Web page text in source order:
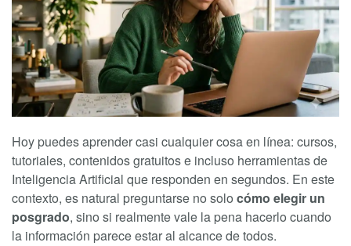
Hoy puedes aprender casi cualquier cosa en línea: cursos,
tutoriales, contenidos gratuitos e incluso herramientas de
Inteligencia Artificial que responden en segundos. En este
contexto, es natural preguntarse no solo cómo elegir un
posgrado, sino si realmente vale la pena hacerlo cuando
la información parece estar al alcance de todos.